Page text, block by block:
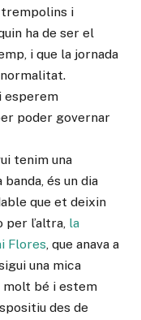
trempolins i
ha de ser el
i que la jornada
esperem
poder governar
tenim una
és un dia
que et deixin
l’altra, la
Flores, que anava a
una mica
molt bé i estem
des de